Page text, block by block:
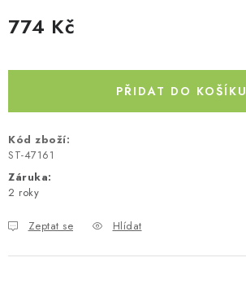
774 Kč
PŘIDAT DO KOŠÍKU
Kód zboží:
ST-47161
Záruka:
2 roky
Zeptat se Hlídat